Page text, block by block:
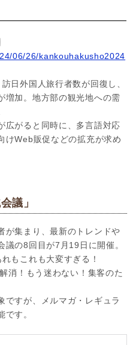
06/26/kankouhakusho2024
日外国人旅行者数が回復し、
増加。地方部の観光地への需
広がると同時に、多言語対応
けWeb販促などの拡充が求め
議」
が集まり、最新のトレンドや
の8回目が7月19日に開催。
もこれも大変すぎる！
消！もう迷わない！集客のた
ですが、メルマガ・レギュラ
です。